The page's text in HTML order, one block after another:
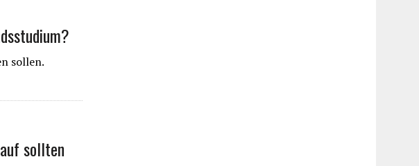
sollen.
sollten